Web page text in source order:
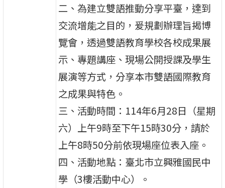
二、為建立雙語推動分享平臺，達到
交流增能之目的，爰規劃辦理旨揭博
覽會，透過雙語教育學校各校成果展
示、專題講座、現場公開授課及學生
展演等方式，分享本市雙語國際教育
之成果與特色。
三、活動時間：114年6月28日（星期
六）上午9時至下午15時30分，請於
上午8時50分前依現場座位表入座。
四、活動地點：臺北市立興雅國民中
學（3樓活動中心）。